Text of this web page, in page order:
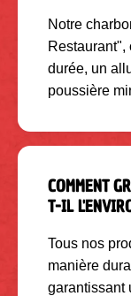
Notre
Restaurant",
durée, un
poussière
COMMENT
T-IL
Tous nos
manière
garantissant